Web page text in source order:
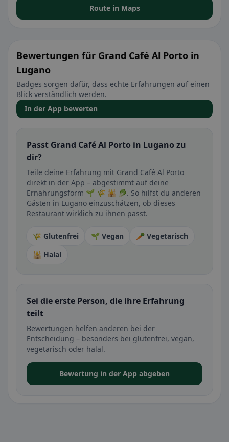
Route in Maps
Bewertungen für Grand Café Al Porto in
Lugano
Badges sorgen dafür, dass echte Erfahrungen auf einen
Blick verständlich werden.
In der App bewerten
Passt Grand Café Al Porto in Lugano zu
dir?
Teile deine Erfahrung mit Grand Café Al Porto
direkt in der App – abgestimmt auf deine
Ernährungsform 🌱 🌾 🕌 🥬. So hilfst du anderen
Gästen in Lugano einzuschätzen, ob dieses
Restaurant wirklich zu ihnen passt.
🌾 Glutenfrei 🌱 Vegan
🥕 Vegetarisch
🕌 Halal
Sei die erste Person, die ihre Erfahrung
teilt
Bewertungen helfen anderen bei der
Entscheidung – besonders bei glutenfrei, vegan,
vegetarisch oder halal.
Bewertung in der App abgeben